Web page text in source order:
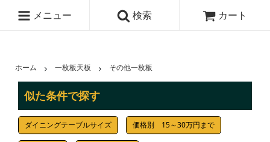
メニュー 検索 カート
ホーム 一枚板天板 その他一枚板
似た条件で探す
ダイニングテーブルサイズ 価格別 15～30万円まで